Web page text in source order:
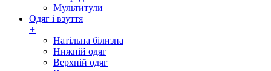
Мультитули
Одяг і взуття
+
Натільна білизна
Нижній одяг
Верхній одяг